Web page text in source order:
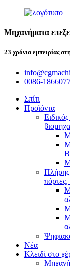
Μηχανήματα
23 χρόνια εμπειρίας
0086-
Σπίτι
Προϊόντα
Πλήρης
Νέα
Κλειδί στο
Μηχανή